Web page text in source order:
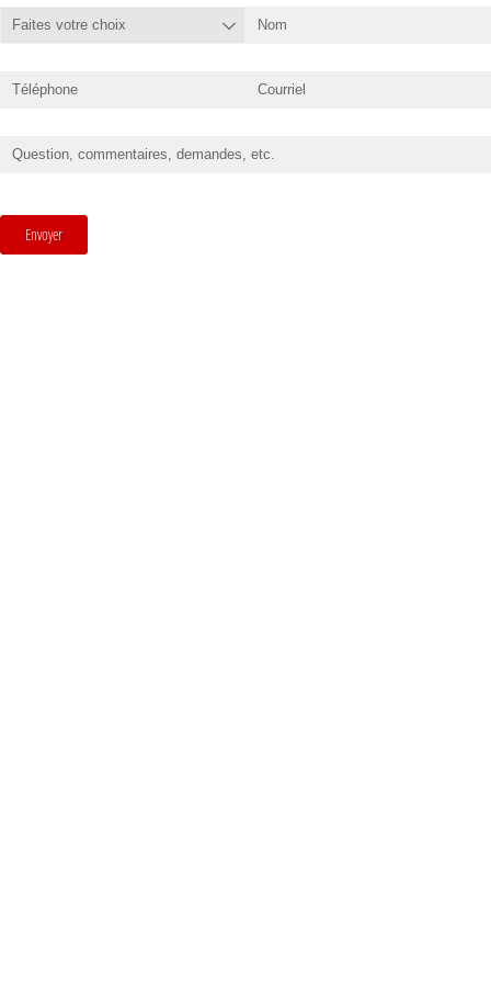
Demande pour : *
(requis) Nom
Téléphone Courriel
Message *
(requis)
Envoyer